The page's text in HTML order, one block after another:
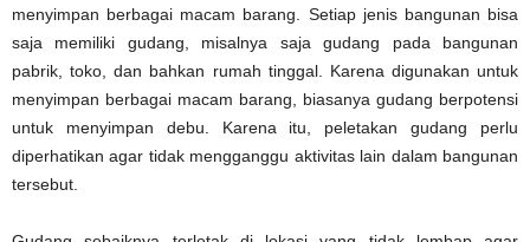
menyimpan berbagai macam barang. Setiap jenis bangunan bisa
saja memiliki gudang, misalnya saja gudang pada bangunan
pabrik, toko, dan bahkan rumah tinggal. Karena digunakan untuk
menyimpan berbagai macam barang, biasanya gudang berpotensi
untuk menyimpan debu. Karena itu, peletakan gudang perlu
diperhatikan agar tidak mengganggu aktivitas lain dalam bangunan
tersebut.